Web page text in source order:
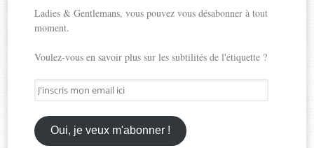
Ladies & Gentlemans, vous pouvez vous désabonner à tout
moment.
Voulez-vous en savoir plus sur les subtilités de l'étiquette ?
J'inscris
mon
email
ici
Oui, je veux m'abonner !